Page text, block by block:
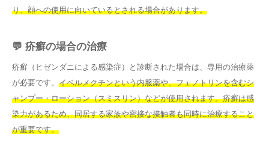
り、顔への使用に向いているとされる場合があります。
💬 疥癬の場合の治療
疥癬（ヒゼンダニによる感染症）と診断された場合は、専用の治療薬
が必要です。 イベルメクチンという内服薬や、フェノトリンを含むシ
ャンプー・ローション（スミスリン）などが使用されます。疥癬は感
染力があるため、同居する家族や密接な接触者も同時に治療すること
が重要です。